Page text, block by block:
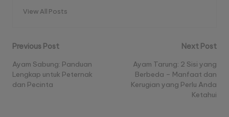
View All Posts
Post
navigation
Previous Post
Ayam Sabung: Panduan
Lengkap untuk Peternak
dan Pecinta
Next Post
Ayam Tarung: 2 Sisi yang
Berbeda – Manfaat dan
Kerugian yang Perlu Anda
Ketahui